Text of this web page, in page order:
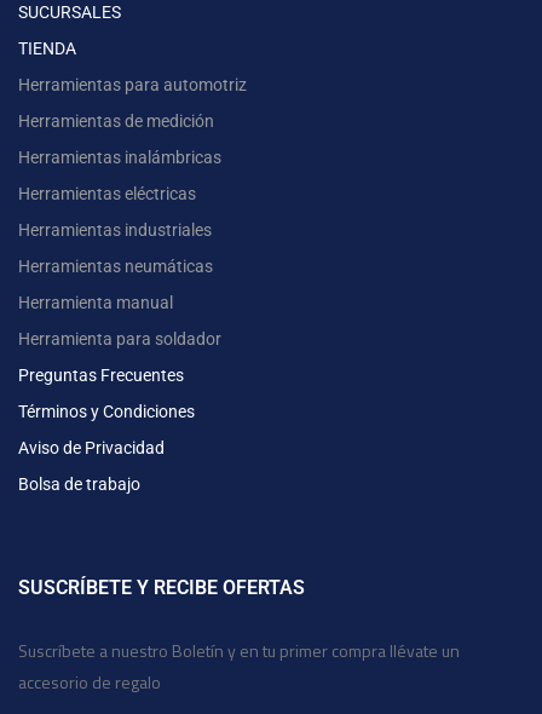
SUCURSALES
TIENDA
Herramientas para automotriz
Herramientas de medición
Herramientas inalámbricas
Herramientas eléctricas
Herramientas industriales
Herramientas neumáticas
Herramienta manual
Herramienta para soldador
Preguntas Frecuentes
Términos y Condiciones
Aviso de Privacidad
Bolsa de trabajo
SUSCRÍBETE Y RECIBE OFERTAS
Suscríbete a nuestro Boletín y en tu primer compra llévate un
accesorio de regalo